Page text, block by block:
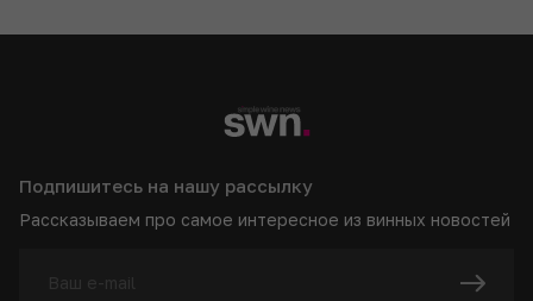
Подпишитесь на нашу рассылку
Рассказываем про самое интересное из винных новостей